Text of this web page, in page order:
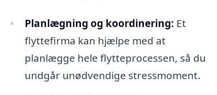
Planlægning og koordinering: Et
flyttefirma kan hjælpe med at
planlægge hele flytteprocessen, så du
undgår unødvendige stressmoment.